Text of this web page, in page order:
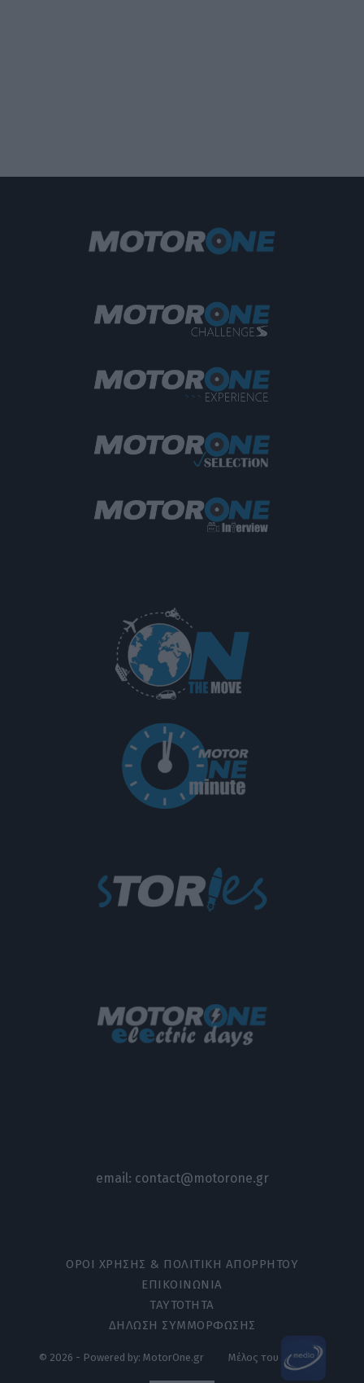
email: contact@motorone.gr
ΟΡΟΙ ΧΡΗΣΗΣ & ΠΟΛΙΤΙΚΗ ΑΠΟΡΡΗΤΟΥ
ΕΠΙΚΟΙΝΩΝΙΑ
ΤΑΥΤΟΤΗΤΑ
ΔΗΛΩΣΗ ΣΥΜΜΟΡΦΩΣΗΣ
© 2026 - Powered by: MotorOne.gr Μέλος του